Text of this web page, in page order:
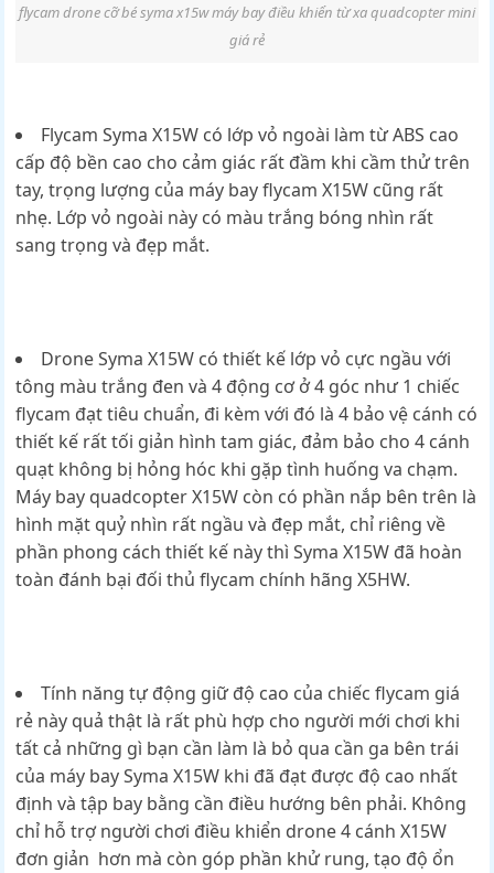
flycam drone cỡ bé syma x15w máy bay điều khiển từ xa quadcopter mini
giá rẻ
Flycam Syma X15W có lớp vỏ ngoài làm từ ABS cao
cấp độ bền cao cho cảm giác rất đầm khi cầm thử trên
tay, trọng lượng của máy bay flycam X15W cũng rất
nhẹ. Lớp vỏ ngoài này có màu trắng bóng nhìn rất
sang trọng và đẹp mắt.
Drone Syma X15W có thiết kế lớp vỏ cực ngầu với
tông màu trắng đen và 4 động cơ ở 4 góc như 1 chiếc
flycam đạt tiêu chuẩn, đi kèm với đó là 4 bảo vệ cánh có
thiết kế rất tối giản hình tam giác, đảm bảo cho 4 cánh
quạt không bị hỏng hóc khi gặp tình huống va chạm.
Máy bay quadcopter X15W còn có phần nắp bên trên là
hình mặt quỷ nhìn rất ngầu và đẹp mắt, chỉ riêng về
phần phong cách thiết kế này thì Syma X15W đã hoàn
toàn đánh bại đối thủ flycam chính hãng X5HW.
Tính năng tự động giữ độ cao của chiếc flycam giá
rẻ này quả thật là rất phù hợp cho người mới chơi khi
tất cả những gì bạn cần làm là bỏ qua cần ga bên trái
của máy bay Syma X15W khi đã đạt được độ cao nhất
định và tập bay bằng cần điều hướng bên phải. Không
chỉ hỗ trợ người chơi điều khiển drone 4 cánh X15W
đơn giản hơn mà còn góp phần khử rung, tạo độ ổn